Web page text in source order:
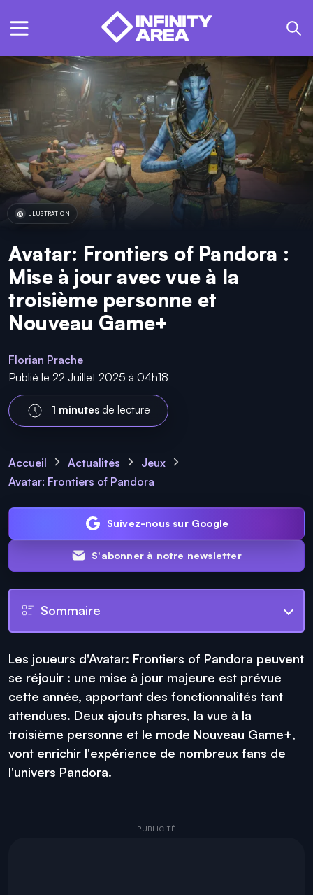
ILLUSTRATION
Avatar: Frontiers of Pandora :
Mise à jour avec vue à la
troisième personne et
Nouveau Game+
Florian Prache
Publié le 22 Juillet 2025 à 04h18
1 minutes de lecture
Accueil Actualités
Jeux
Avatar: Frontiers of Pandora
Suivez-nous sur Google
S'abonner à notre newsletter
Sommaire
Les joueurs d'Avatar: Frontiers of Pandora peuvent
se réjouir : une mise à jour majeure est prévue
cette année, apportant des fonctionnalités tant
attendues. Deux ajouts phares, la vue à la
troisième personne et le mode Nouveau Game+,
vont enrichir l'expérience de nombreux fans de
l'univers Pandora.